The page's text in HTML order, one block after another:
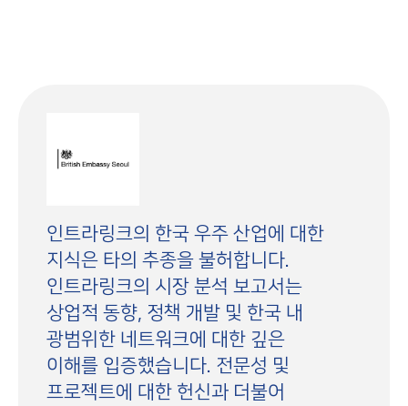
인트라링크의 한국 우주 산업에 대한
지식은 타의 추종을 불허합니다.
인트라링크의 시장 분석 보고서는
상업적 동향, 정책 개발 및 한국 내
광범위한 네트워크에 대한 깊은
이해를 입증했습니다. 전문성 및
프로젝트에 대한 헌신과 더불어